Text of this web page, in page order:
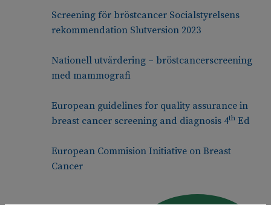
Screening för bröstcancer Socialstyrelsens
rekommendation Slutversion 2023
Nationell utvärdering – bröstcancerscreening
med mammografi
European guidelines for quality assurance in
breast cancer screening and diagnosis 4thEd
European Commision Initiative on Breast
Cancer